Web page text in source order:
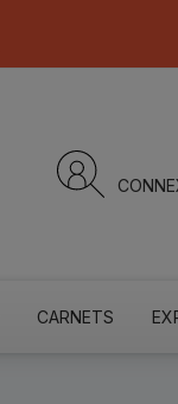
CARNETS